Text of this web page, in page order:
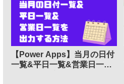
【Power Apps】当月の日付
一覧&平日一覧&営業日一覧